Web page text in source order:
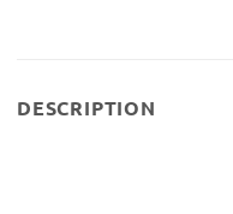
DESCRIPTION